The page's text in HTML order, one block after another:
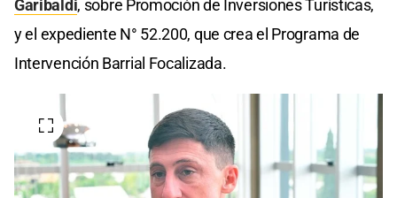
Garibaldi, sobre Promoción de Inversiones Turísticas,
y el expediente N° 52.200, que crea el Programa de
Intervención Barrial Focalizada.